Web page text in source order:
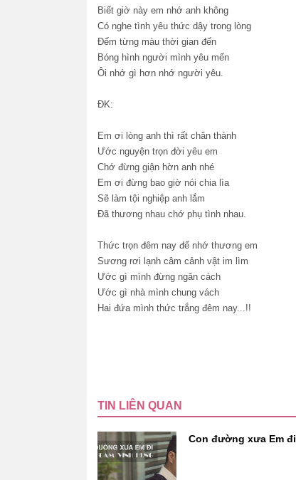
Biết giờ này em nhớ anh không
Có nghe tình yêu thức dậy trong lòng
Đếm từng màu thời gian đến
Bóng hình người mình yêu mến
Ôi nhớ gì hơn nhớ người yêu.
ĐK:
Em ơi lòng anh thì rất chân thành
Ước nguyện trọn đời yêu em
Chớ đừng giận hờn anh nhé
Em ơi đừng bao giờ nói chia lìa
Sẽ làm tội nghiệp anh lắm
Đã thương nhau chớ phụ tình nhau.
Thức trọn đêm nay để nhớ thương em
Sương rơi lạnh câm cảnh vật im lìm
Ước gì mình đừng ngăn cách
Ước gì nhà mình chung vách
Hai đứa mình thức trắng đêm nay...!!
TIN LIÊN QUAN
Con đường xưa Em đi